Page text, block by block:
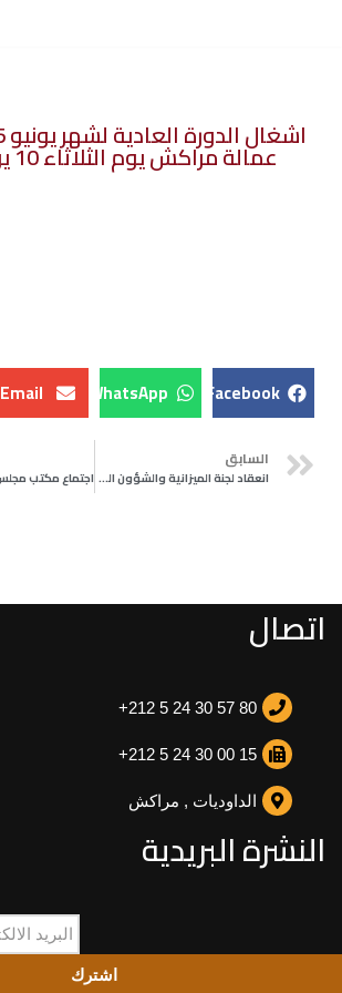
عمالة مراكش يوم الثلاثاء 10 يونيو 2025
Facebook
WhatsApp
Email
السابق
انعقاد لجنة الميزانية والشؤون المالية والبرمجة يوم الجمعة 23 ماي 2025 للإعداد للدورة العادية لشهر يونيو لمجلس عمالة مراكش
اتصال
+212 5 24 30 57 80
+212 5 24 30 00 15
الداوديات , مراكش
النشرة البريدية
اشترك